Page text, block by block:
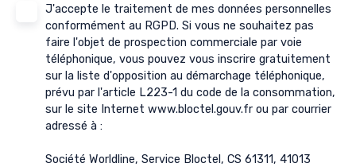
J'accepte le traitement de mes données personnelles
conformément au RGPD. Si vous ne souhaitez pas
faire l'objet de prospection commerciale par voie
téléphonique, vous pouvez vous inscrire gratuitement
sur la liste d'opposition au démarchage téléphonique,
prévu par l'article L223-1 du code de la consommation,
sur le site Internet www.bloctel.gouv.fr ou par courrier
adressé à :
Société Worldline, Service Bloctel, CS 61311, 41013